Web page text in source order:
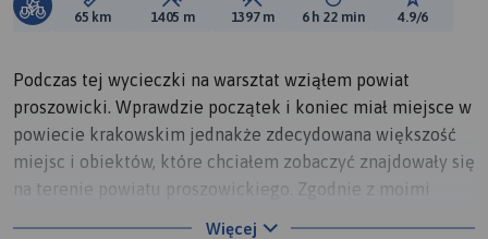
Długość trasy:
65 km Suma przewyższeń:
1405 m Suma spadków:
1397 m Średni czas potrzebny
6 h 22 min Ocena
4.9/6
Podczas tej wycieczki na warsztat wziąłem powiat
proszowicki. Wprawdzie początek i koniec miał miejsce w
powiecie krakowskim jednakże zdecydowana większość
miejsc i obiektów, które chciałem zobaczyć znajdowały się
na terenie powiatu proszowickiego. Zgodnie z moimi
Więcej